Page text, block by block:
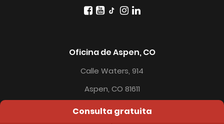
Oficina de Aspen, CO
Calle Waters, 914
Aspen, CO 81611
Consulta gratuita